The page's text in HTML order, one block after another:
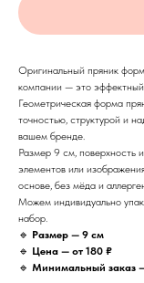
Оригинальный пряник
компании — это эффектный
Геометрическая форма
точностью, структурой и
вашем бренде.
Размер 9 см, поверхность
элементов или
основе, без мёда и
Можем индивидуально
набор.
🔹 Размер — 9 см
🔹 Цена — от 180 ₽
🔹 Минимальный заказ